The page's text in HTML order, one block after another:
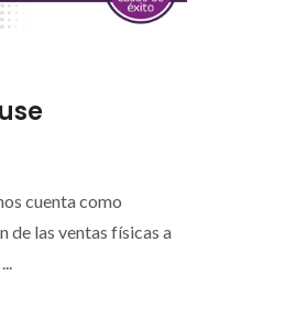
cuenta como
de las ventas físicas a